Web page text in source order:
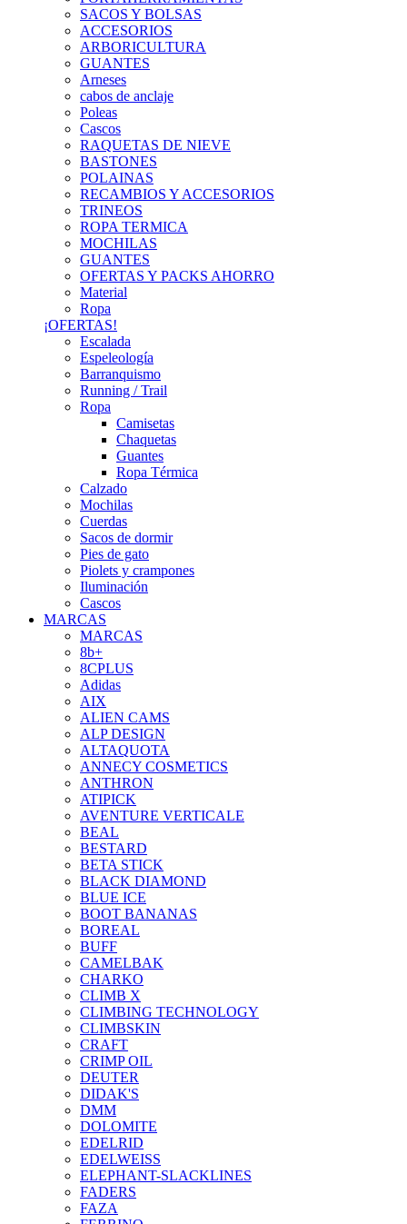
SACOS Y BOLSAS
ACCESORIOS
ARBORICULTURA
GUANTES
Arneses
cabos de anclaje
Poleas
Cascos
RAQUETAS DE NIEVE
BASTONES
POLAINAS
RECAMBIOS Y ACCESORIOS
TRINEOS
ROPA TERMICA
MOCHILAS
GUANTES
OFERTAS Y PACKS AHORRO
Material
Ropa
¡OFERTAS!
Escalada
Espeleología
Barranquismo
Running / Trail
Ropa
Camisetas
Chaquetas
Guantes
Ropa Térmica
Calzado
Mochilas
Cuerdas
Sacos de dormir
Pies de gato
Piolets y crampones
Iluminación
Cascos
MARCAS
MARCAS
8b+
8CPLUS
Adidas
AIX
ALIEN CAMS
ALP DESIGN
ALTAQUOTA
ANNECY COSMETICS
ANTHRON
ATIPICK
AVENTURE VERTICALE
BEAL
BESTARD
BETA STICK
BLACK DIAMOND
BLUE ICE
BOOT BANANAS
BOREAL
BUFF
CAMELBAK
CHARKO
CLIMB X
CLIMBING TECHNOLOGY
CLIMBSKIN
CRAFT
CRIMP OIL
DEUTER
DIDAK'S
DMM
DOLOMITE
EDELRID
EDELWEISS
ELEPHANT-SLACKLINES
FADERS
FAZA